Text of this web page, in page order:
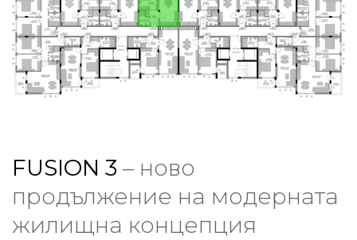
FUSION 3 – ново
продължение на модерната
жилищна концепция